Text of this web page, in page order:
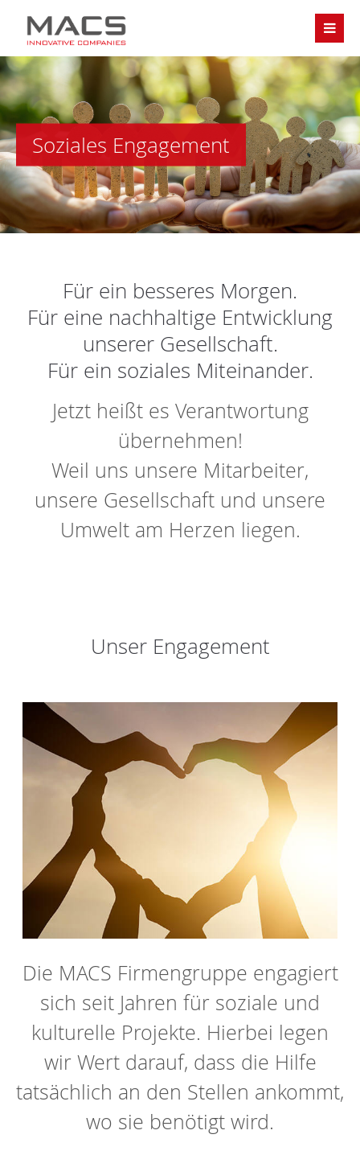
Soziales Engagement
Für ein besseres Morgen.
Für eine nachhaltige Entwicklung
unserer Gesellschaft.
Für ein soziales Miteinander.
Jetzt heißt es Verantwortung
übernehmen!
Weil uns unsere Mitarbeiter,
unsere Gesellschaft und unsere
Umwelt am Herzen liegen.
Unser Engagement
Die MACS Firmengruppe engagiert
sich seit Jahren für soziale und
kulturelle Projekte. Hierbei legen
wir Wert darauf, dass die Hilfe
tatsächlich an den Stellen ankommt,
wo sie benötigt wird.